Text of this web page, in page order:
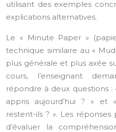
utilisant des exemples
explications alternatives.
Le « Minute Paper »
technique similaire au «
plus générale et plus axée
cours, l’enseignant
répondre à deux questions :
appris aujourd’hui ? » et
restent-ils ? ». Les
d’évaluer la